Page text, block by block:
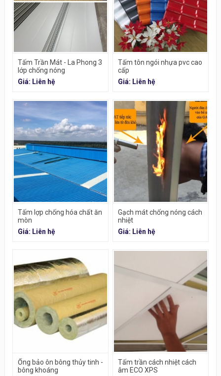
Tấm Trần Mát - La Phong 3
lớp chống nóng
Giá: Liên hệ
Tấm tôn ngói nhựa pvc cao
cấp
Giá: Liên hệ
Tấm lợp chống hóa chất ăn
mòn
Giá: Liên hệ
Gạch mát chống nóng cách
nhiệt
Giá: Liên hệ
Ống bảo ôn bông thủy tinh -
bông khoáng
Tấm trần cách nhiệt cách
âm ECO XPS